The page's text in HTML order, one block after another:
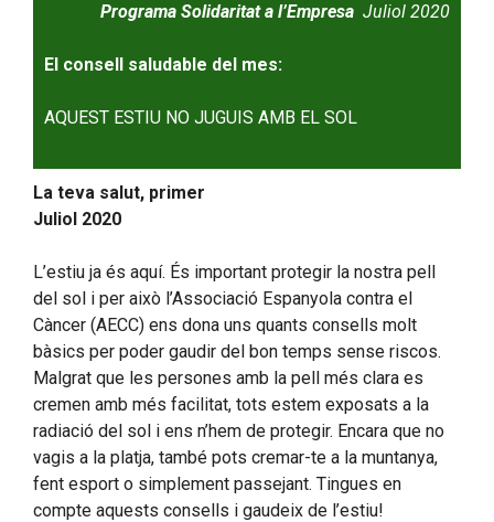
Programa Solidaritat a l’Empresa Juliol 2020
El consell saludable del mes:
AQUEST ESTIU NO JUGUIS AMB EL SOL
La teva salut, primer
Juliol 2020
L’estiu ja és aquí. És important protegir la nostra pell
del sol i per això l’Associació Espanyola contra el
Càncer (AECC) ens dona uns quants consells molt
bàsics per poder gaudir del bon temps sense riscos.
Malgrat que les persones amb la pell més clara es
cremen amb més facilitat, tots estem exposats a la
radiació del sol i ens n’hem de protegir. Encara que no
vagis a la platja, també pots cremar-te a la muntanya,
fent esport o simplement passejant. Tingues en
compte aquests consells i gaudeix de l’estiu!